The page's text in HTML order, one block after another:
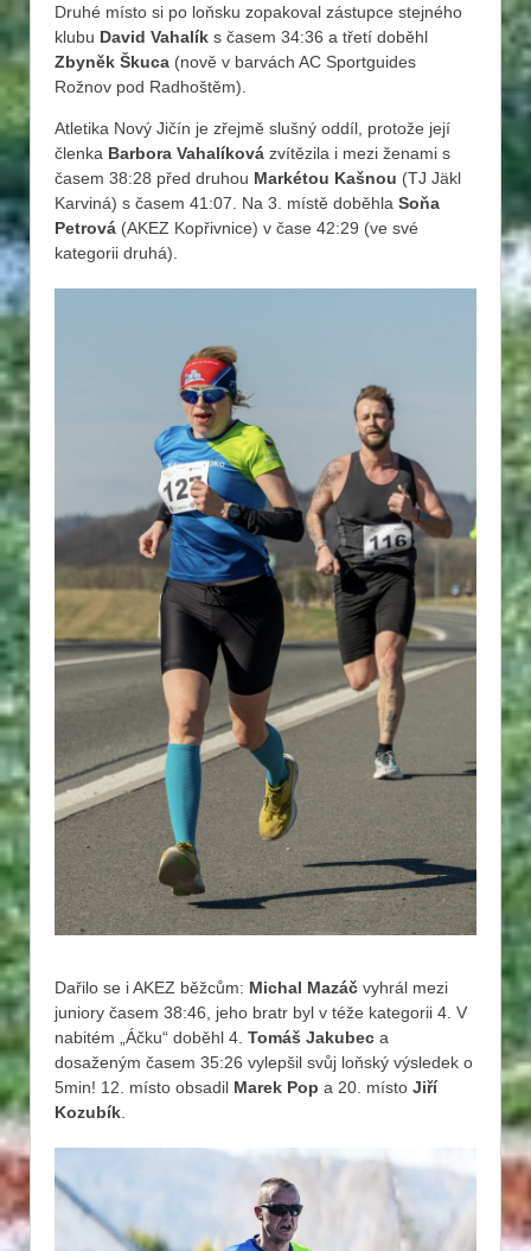
Druhé místo si po loňsku zopakoval zástupce stejného
klubu David Vahalík s časem 34:36 a třetí doběhl
Zbyněk Škuca (nově v barvách AC Sportguides
Rožnov pod Radhoštěm).
Atletika Nový Jičín je zřejmě slušný oddíl, protože její
členka Barbora Vahalíková zvítězila i mezi ženami s
časem 38:28 před druhou Markétou Kašnou (TJ Jäkl
Karviná) s časem 41:07. Na 3. místě doběhla Soňa
Petrová (AKEZ Kopřivnice) v čase 42:29 (ve své
kategorii druhá).
Dařilo se i AKEZ běžcům: Michal Mazáč vyhrál mezi
juniory časem 38:46, jeho bratr byl v téže kategorii 4. V
nabitém „Áčku“ doběhl 4. Tomáš Jakubec a
dosaženým časem 35:26 vylepšil svůj loňský výsledek o
5min! 12. místo obsadil Marek Pop a 20. místo Jiří
Kozubík